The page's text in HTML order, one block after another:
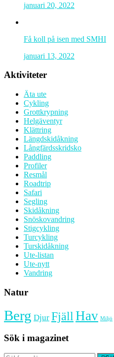
januari 20, 2022
Få koll på isen med SMHI
januari 13, 2022
Aktiviteter
Äta ute
Cykling
Grottkrypning
Helgäventyr
Klättring
Längdskidåkning
Långfärdsskridsko
Paddling
Profiler
Resmål
Roadtrip
Safari
Segling
Skidåkning
Snöskovandring
Stigcykling
Turcykling
Turskidåkning
Ute-listan
Ute-nytt
Vandring
Natur
Berg Djur Fjäll Hav Miljö
Sök i magazinet